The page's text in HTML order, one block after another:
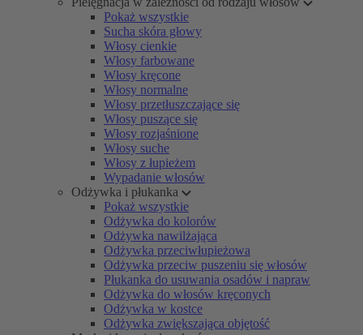
Pokaż wszystkie
Sucha skóra głowy
Włosy cienkie
Włosy farbowane
Włosy kręcone
Włosy normalne
Włosy przetłuszczające się
Włosy puszące się
Włosy rozjaśnione
Włosy suche
Włosy z łupieżem
Wypadanie włosów
Odżywka i płukanka
Pokaż wszystkie
Odżywka do kolorów
Odżywka nawilżająca
Odżywka przeciwłupieżowa
Odżywka przeciw puszeniu się włosów
Płukanka do usuwania osadów i napraw
Odżywka do włosów kręconych
Odżywka w kostce
Odżywka zwiększająca objętość